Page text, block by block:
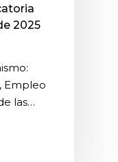
2025
Empleo
las…